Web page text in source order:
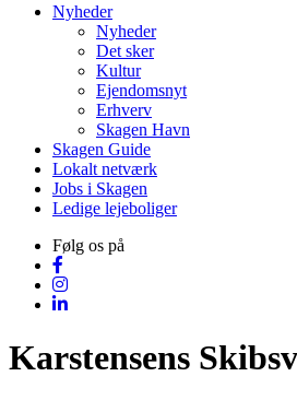
Nyheder
Nyheder
Det sker
Kultur
Ejendomsnyt
Erhverv
Skagen Havn
Skagen Guide
Lokalt netværk
Jobs i Skagen
Ledige lejeboliger
Følg os på
Karstensens